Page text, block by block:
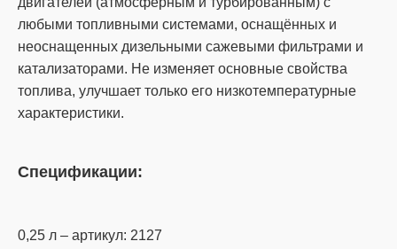
любыми топливными системами, оснащённых и
неоснащенных дизельными сажевыми фильтрами и
катализаторами. Не изменяет основные свойства
топлива, улучшает только его низкотемпературные
характеристики.
Спецификации:
0,25 л – артикул: 2127